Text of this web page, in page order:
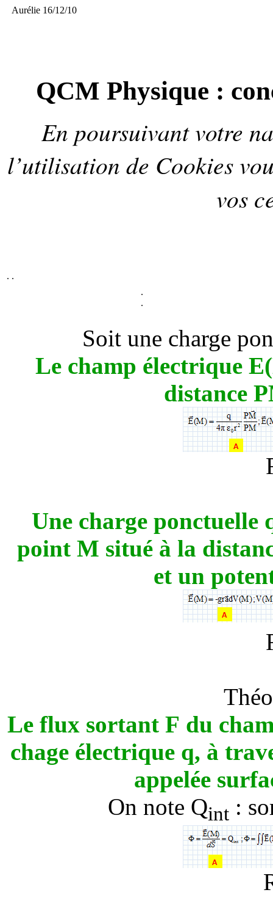
Aurélie 16/12/10
QCM Physique :
En poursuivant votre
l’utilisation de Cookies
vos
. .
.
.
Soit une charge
Le champ électrique
distance
Une charge ponctuelle
point M situé à la
et un
Le flux sortant F du
chage électrique q, à
appelée
On note Qint :